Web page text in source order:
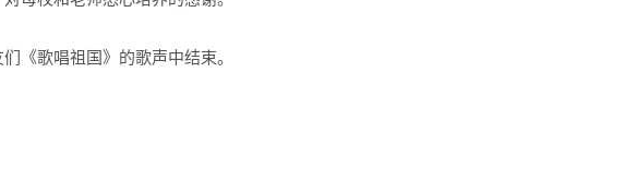
《歌唱祖国》的歌声中结束。